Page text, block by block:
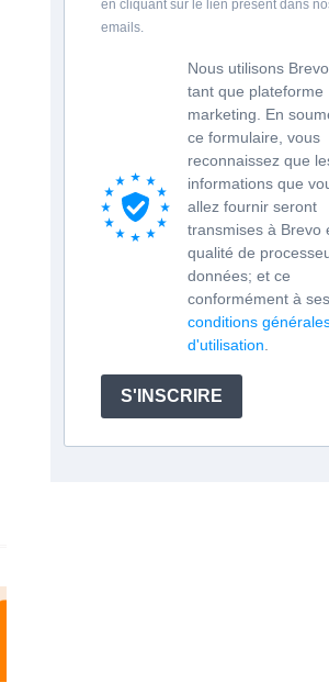
en cliquant sur le lien présent dans
emails.
Nous utilisons
tant que plateforme
marketing. En
ce formulaire, vous
reconnaissez que
informations que
allez fournir seront
transmises à Brevo
qualité de
données; et ce
conformément à ses
conditions
d'utilisation
S'INSCRIRE